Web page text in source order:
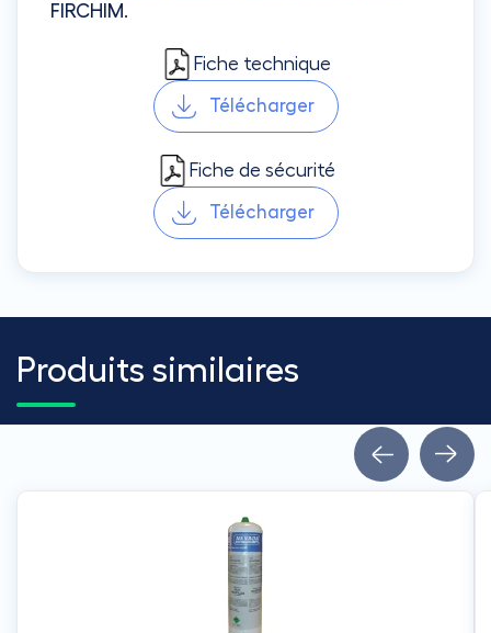
FIRCHIM.
Fiche technique
Télécharger
Fiche de sécurité
Télécharger
Produits similaires